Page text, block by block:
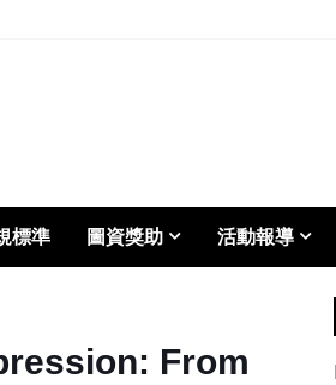
標準 圖資獎助 活動報導
From